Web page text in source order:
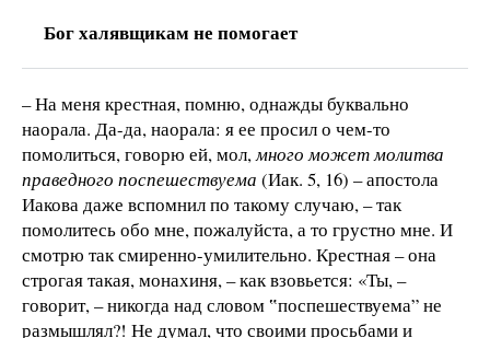
Бог халявщикам не помогает
– На меня крестная, помню, однажды буквально
наорала. Да-да, наорала: я ее просил о чем-то
помолиться, говорю ей, мол,много может молитва
праведного поспешествуема (Иак. 5, 16) – апостола
Иакова даже вспомнил по такому случаю, – так
помолитесь обо мне, пожалуйста, а то грустно мне. И
смотрю так смиренно-умилительно. Крестная – она
строгая такая, монахиня, – как взовьется: «Ты, –
говорит, – никогда над словом ‟поспешествуема” не
размышлял?! Не думал, что своими просьбами и